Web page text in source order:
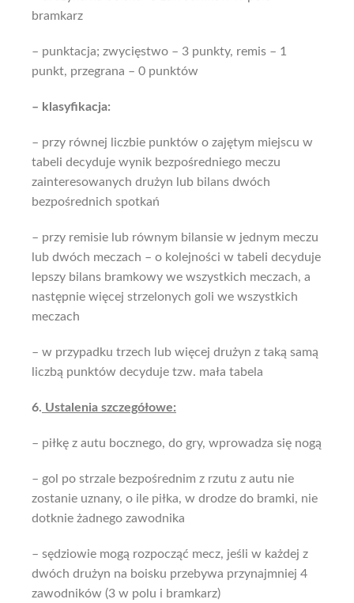
bramkarz
– punktacja; zwycięstwo – 3 punkty, remis – 1
punkt, przegrana – 0 punktów
– klasyfikacja:
– przy równej liczbie punktów o zajętym miejscu w
tabeli decyduje wynik bezpośredniego meczu
zainteresowanych drużyn lub bilans dwóch
bezpośrednich spotkań
– przy remisie lub równym bilansie w jednym meczu
lub dwóch meczach – o kolejności w tabeli decyduje
lepszy bilans bramkowy we wszystkich meczach, a
następnie więcej strzelonych goli we wszystkich
meczach
– w przypadku trzech lub więcej drużyn z taką samą
liczbą punktów decyduje tzw. mała tabela
6. Ustalenia szczegółowe:
– piłkę z autu bocznego, do gry, wprowadza się nogą
– gol po strzale bezpośrednim z rzutu z autu nie
zostanie uznany, o ile piłka, w drodze do bramki, nie
dotknie żadnego zawodnika
– sędziowie mogą rozpocząć mecz, jeśli w każdej z
dwóch drużyn na boisku przebywa przynajmniej 4
zawodników (3 w polu i bramkarz)